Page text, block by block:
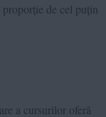
de cel puțin
a cursurilor oferă